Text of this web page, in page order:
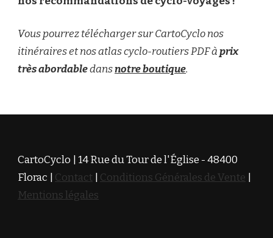
Vous pourrez télécharger sur CartoCyclo nos
itinéraires et nos atlas cyclo-routiers PDF àprix
très abordabledansnotre boutique.
CartoCyclo | 14 Rue du Tour de l'Église - 48400
Florac | Contact Conditions Générales de Vente
Mentions légales